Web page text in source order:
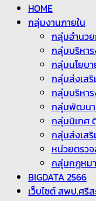
HOME
กลุ่มงานภายใน
กลุ่มอำนว
กลุ่มบริหา
กลุ่มนโยบ
กลุ่มส่งเส
กลุ่มบริหา
กลุ่มพัฒนา
กลุ่มนิเทศ
กลุ่มส่งเส
หน่วยตรว
กลุ่มกฏหม
BIGDATA 2566
เว็บไซต์ สพป.ศรีส